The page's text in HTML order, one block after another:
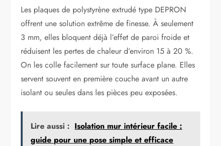
Les plaques de polystyrène extrudé type DEPRON
offrent une solution extrême de finesse. À seulement
3 mm, elles bloquent déjà l’effet de paroi froide et
réduisent les pertes de chaleur d’environ 15 à 20 %.
On les colle facilement sur toute surface plane. Elles
servent souvent en première couche avant un autre
isolant ou seules dans les pièces peu exposées.
Lire aussi : Isolation mur intérieur facile :
guide pour une pose simple et efficace